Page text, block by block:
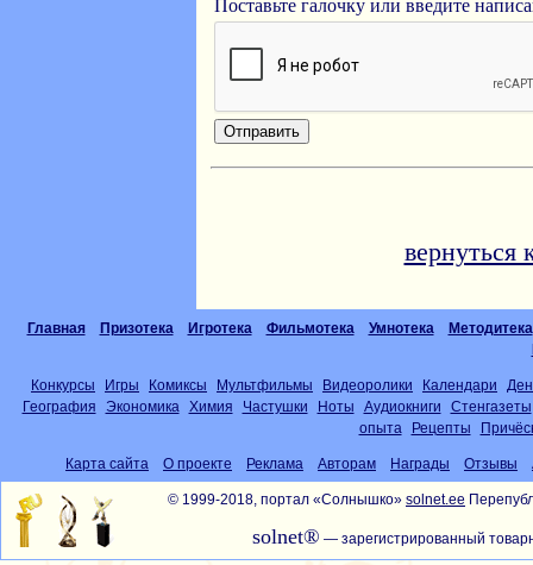
Поставьте галочку или введите
вернуться
Главная Призотека Игротека Фильмотека Умнотека
Методитека
Конкурсы Игры Комиксы Мультфильмы Видеоролики Календари
География
Экономика Химия Частушки Ноты Аудиокниги
Стенгазеты
опыта
Рецепты
Карта сайта О проекте Реклама Авторам Награды Отзывы
© 1999-2018, портал «Солнышко» solnet.ee
solnet® — зарегистрированный